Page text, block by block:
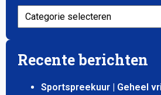
Categorieën
Recente berichten
Sportspreekuur | Geheel